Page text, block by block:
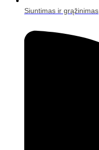
Siuntimas ir grąžinimas